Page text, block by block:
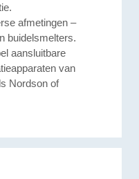
afmetingen –
buidelsmelters.
aansluitbare
van
Nordson of